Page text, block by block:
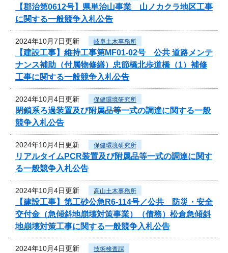
【郡治第0612号】県単治山事業 山ノカクラ地区工事
に関する一般競争入札公告
2024年10月7日更新 岐阜土木事務所
【建設工事】維持工事第MF01-02号 公共 道路メンテ
ナンス補助（付属物修繕）忠節橋北歩道橋（1）補修
工事に関する一般競争入札公告
2024年10月4日更新 保健環境研究所
閉鎖系ろ過装置及び附属品等一式の調達に関する一般
競争入札公告
2024年10月4日更新 保健環境研究所
リアルタイムPCR装置及び附属品等一式の調達に関す
る一般競争入札公告
2024年10月4日更新 高山土木事務所
【建設工事】第工砂公急R6-114号／公共 防災・安全
交付金（急傾斜地崩壊対策事業）（債務）松倉急傾斜
地崩壊対策工事に関する一般競争入札公告
2024年10月4日更新 技術検査課